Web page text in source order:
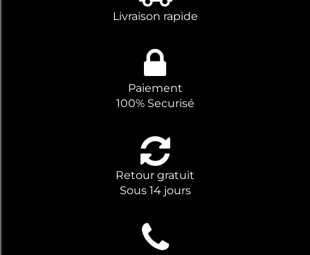
Livraison rapide
Paiement
100% Securisé
Retour gratuit
Sous 14 jours